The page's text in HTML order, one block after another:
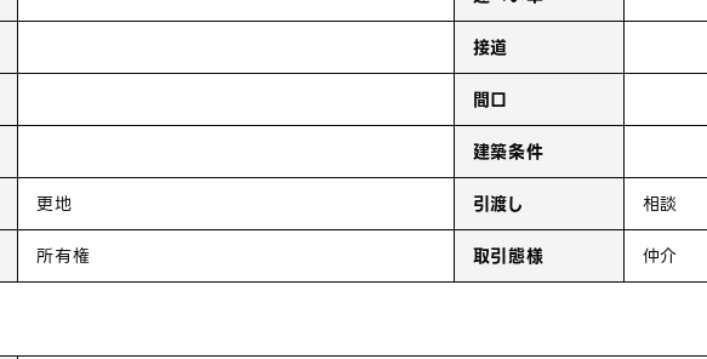
接道
間口
建築条件
更地 引渡し
相談
所有権 取引態様 仲介